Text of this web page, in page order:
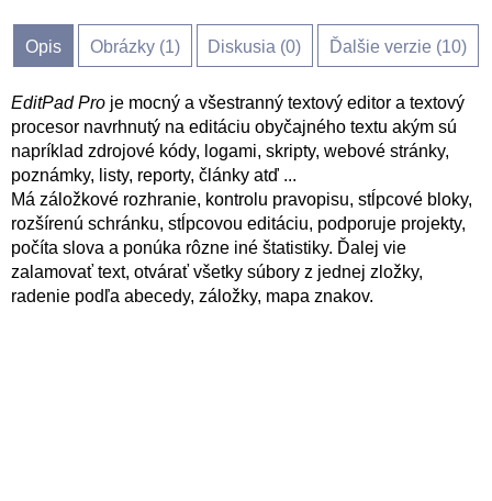
Opis Obrázky (1) Diskusia (0) Ďalšie verzie (10)
EditPad Pro je mocný a všestranný textový editor a textový
procesor navrhnutý na editáciu obyčajného textu akým sú
napríklad zdrojové kódy, logami, skripty, webové stránky,
poznámky, listy, reporty, články atď ...
Má záložkové rozhranie, kontrolu pravopisu, stĺpcové bloky,
rozšírenú schránku, stĺpcovou editáciu, podporuje projekty,
počíta slova a ponúka rôzne iné štatistiky. Ďalej vie
zalamovať text, otvárať všetky súbory z jednej zložky,
radenie podľa abecedy, záložky, mapa znakov.